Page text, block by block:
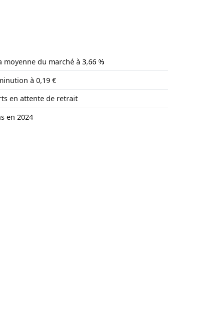
du marché à 3,66 %
à 0,19 €
en attente de retrait
en 2024